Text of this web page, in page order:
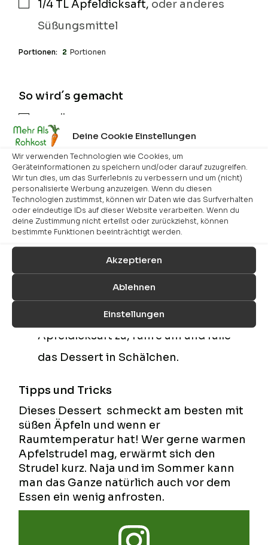
Deine Cookie Einstellungen
Wir verwenden Technologien wie Cookies, um
Geräteinformationen zu speichern und/oder darauf zuzugreifen.
Wir tun dies, um das Surferlebnis zu verbessern und um (nicht)
personalisierte Werbung anzuzeigen. Wenn du diesen
Technologien zustimmst, können wir Daten wie das Surfverhalten
oder eindeutige IDs auf dieser Website verarbeiten. Wenn du
deine Zustimmung nicht erteilst oder zurückziehst, können
bestimmte Funktionen beeinträchtigt werden.
Akzeptieren
Ablehnen
Einstellungen
▢1/4 TL Apfeldicksaft, oder anderes
Süßungsmittel
Portionen: 2 Portionen
So wird´s gemacht
benutze dazu den Nicer Dicer, weil es
einfach schneller geht. Auch die
Walnüsse zerlege ich im Nicer Dicer.
Das könnt ihr im Video sehr schön
sehen. Dann gebe ich sie mit den
abgegossenen Rosinen zu den Äpfeln.
Danach rühre ich das Salz gut ein und
lasse das Ganze 10 Minuten ruhen.
Nach der Ruhezeit gebe ich Zimt und
Apfeldicksaft zu, rühre um und fülle
das Dessert in Schälchen.
Tipps und Tricks
Dieses Dessert schmeckt am besten mit
süßen Äpfeln und wenn er
Raumtemperatur hat! Wer gerne warmen
Apfelstrudel mag, erwärmt sich den
Strudel kurz. Naja und im Sommer kann
man das Ganze natürlich auch vor dem
Essen ein wenig anfrosten.